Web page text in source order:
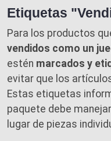
Etiquetas
Para los productos
vendidos como un
estén marcados y
evitar que los
Estas etiquetas
paquete debe
lugar de piezas